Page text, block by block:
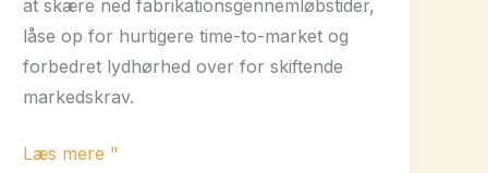
at skære ned fabrikationsgennemløbstider,
låse op for hurtigere time-to-market og
forbedret lydhørhed over for skiftende
markedskrav.
Fremskynd
Læs mere "